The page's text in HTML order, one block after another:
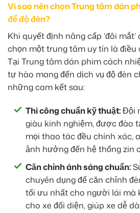
Vì sao nên chọn Trung tâm dán
để độ đèn?
Khi quyết định nâng cấp ‘đôi
chọn một trung tâm uy tín là điều
Tại Trung tâm dán phim cách
tự hào mang đến dịch vụ độ đèn
những cam kết sau:
Thi công chuẩn kỹ thuật:Đội
giàu kinh nghiệm, được đào
mọi thao tác đều chính xác,
ảnh hưởng đến hệ thống zin
Căn chỉnh ánh sáng chuẩn:
chuyên dụng để căn chỉnh
tối ưu nhất cho người lái mà
cho xe đối diện, giúp xe dễ